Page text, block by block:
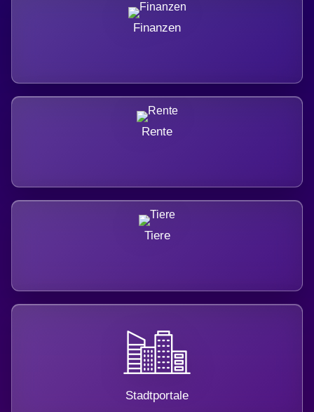
Finanzen
Rente
Tiere
Stadtportale